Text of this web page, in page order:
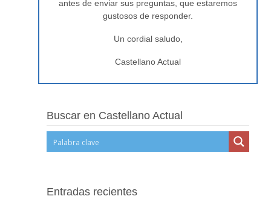
antes de enviar sus preguntas, que estaremos
gustosos de responder.
Un cordial saludo,
Castellano Actual
Buscar en Castellano Actual
Entradas recientes